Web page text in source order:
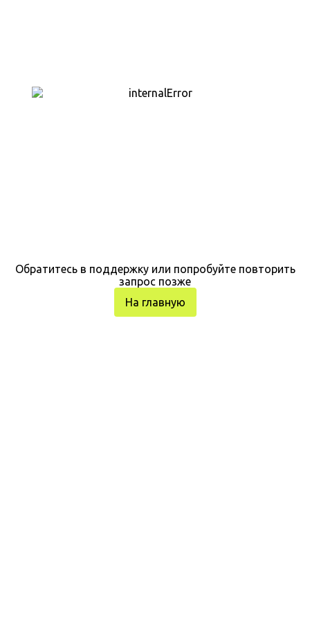
Обратитесь в поддержку или попробуйте повторить
запрос позже
На главную